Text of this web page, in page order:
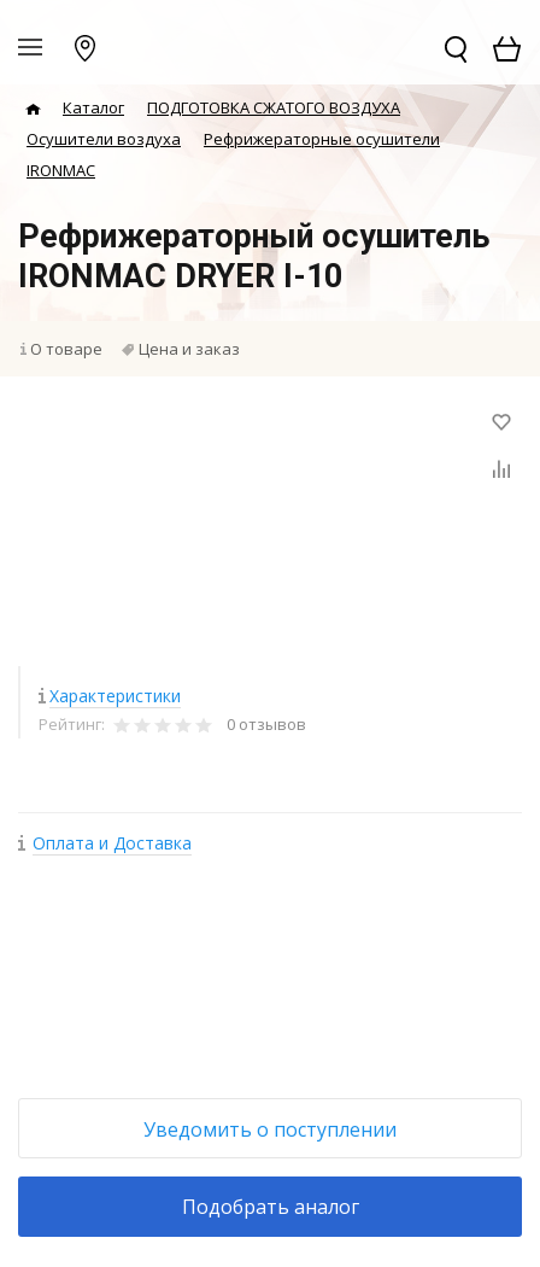
Каталог
ПОДГОТОВКА СЖАТОГО ВОЗДУХА
Осушители воздуха
Рефрижераторные осушители
IRONMAC
Рефрижераторный осушитель
IRONMAC DRYER I-10
О товаре Цена и заказ
Характеристики
Рейтинг: 0 отзывов
Оплата и Доставка
Уведомить о поступлении
Подобрать аналог